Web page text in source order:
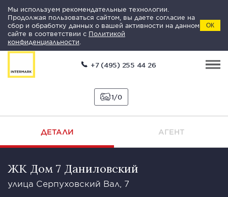
Мы используем рекомендательные технологии.
Продолжая пользоваться сайтом, вы даете согласие на
сбор и обработку данных о вашей активности на данном
сайте в соответствии с Политикой
конфиденциальности
ОК
+7 (495) 255 44 26
1 0
ДЕТАЛИ АГЕНТ
ЖК Дом 7 Даниловский
улица Серпуховский Вал, 7